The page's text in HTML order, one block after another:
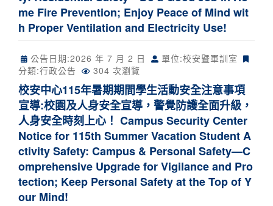
me Fire Prevention; Enjoy Peace of Mind wit
h Proper Ventilation and Electricity Use!
公告日期:2026 年 7 月 2 日
單位:校安暨軍訓室
分類:行政公告 304 次瀏覽
校安中心115年暑期期間學生活動安全注意事項
宣導:校園及人身安全宣導，警覺防護全面升級，
人身安全時刻上心！ Campus Security Center
Notice for 115th Summer Vacation Student A
ctivity Safety: Campus & Personal Safety—C
omprehensive Upgrade for Vigilance and Pro
tection; Keep Personal Safety at the Top of Y
our Mind!